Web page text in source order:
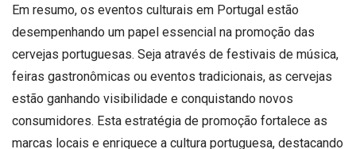
Em resumo, os eventos culturais em Portugal estão
desempenhando um papel essencial na promoção das
cervejas portuguesas. Seja através de festivais de música,
feiras gastronômicas ou eventos tradicionais, as cervejas
estão ganhando visibilidade e conquistando novos
consumidores. Esta estratégia de promoção fortalece as
marcas locais e enriquece a cultura portuguesa, destacando